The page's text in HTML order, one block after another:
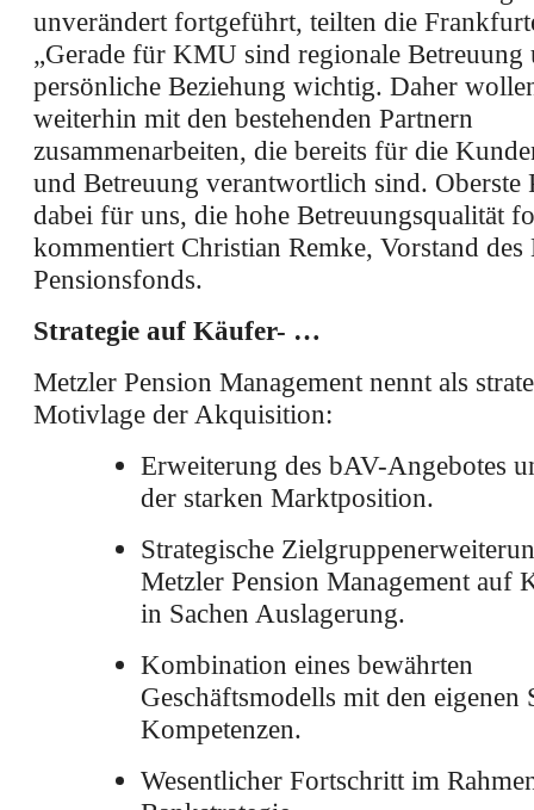
unverändert fortgeführt, teilten die
„Gerade für KMU sind regionale Betreuung
persönliche Beziehung wichtig. Daher
weiterhin mit den bestehenden Partnern
zusammenarbeiten, die bereits für die
und Betreuung verantwortlich sind. Oberste
dabei für uns, die hohe Betreuungsqualität
kommentiert Christian Remke, Vorstand des
Pensionsfonds.
Strategie auf Käufer- …
Metzler Pension Management nennt als
Motivlage der Akquisition:
Erweiterung des bAV-Angebotes
der starken Marktposition.
Strategische
Metzler Pension Management auf
in Sachen Auslagerung.
Kombination eines bewährten
Geschäftsmodells mit den eigenen
Kompetenzen.
Wesentlicher Fortschritt im